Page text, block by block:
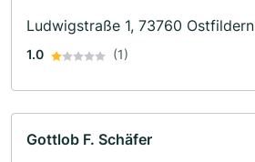
Ludwigstraße 1, 73760 Ostfildern
1.0 (1)
Gottlob F. Schäfer